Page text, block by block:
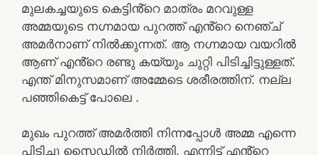
മുലകച്ചയുടെ കെട്ടിൻ്റെ മാത്രം മറവുള്ള
അമ്മയുടെ നഗ്നമായ പുറത്ത് എൻ്റെ നെഞ്ച്
അമർനാണ് നിൽക്കുന്നത്. ആ നഗ്നമായ വയറിൽ
ആണ് എൻ്റെ രണ്ടു കയ്യും ചുറ്റി പിടിച്ചിട്ടുള്ളത്.
എന്ത് മിനുസമാണ് അമ്മേടെ ശരീരത്തിന്. നല്ല
പഞ്ഞികെട്ട് പോലെ .
മുഖം പുറത്ത് അമർത്തി നിന്നപ്പോൾ അമ്മ എന്നെ
പിടിച്ചു സൈഡിൽ നിർത്തി. എന്നിട്ട് എൻ്റെ